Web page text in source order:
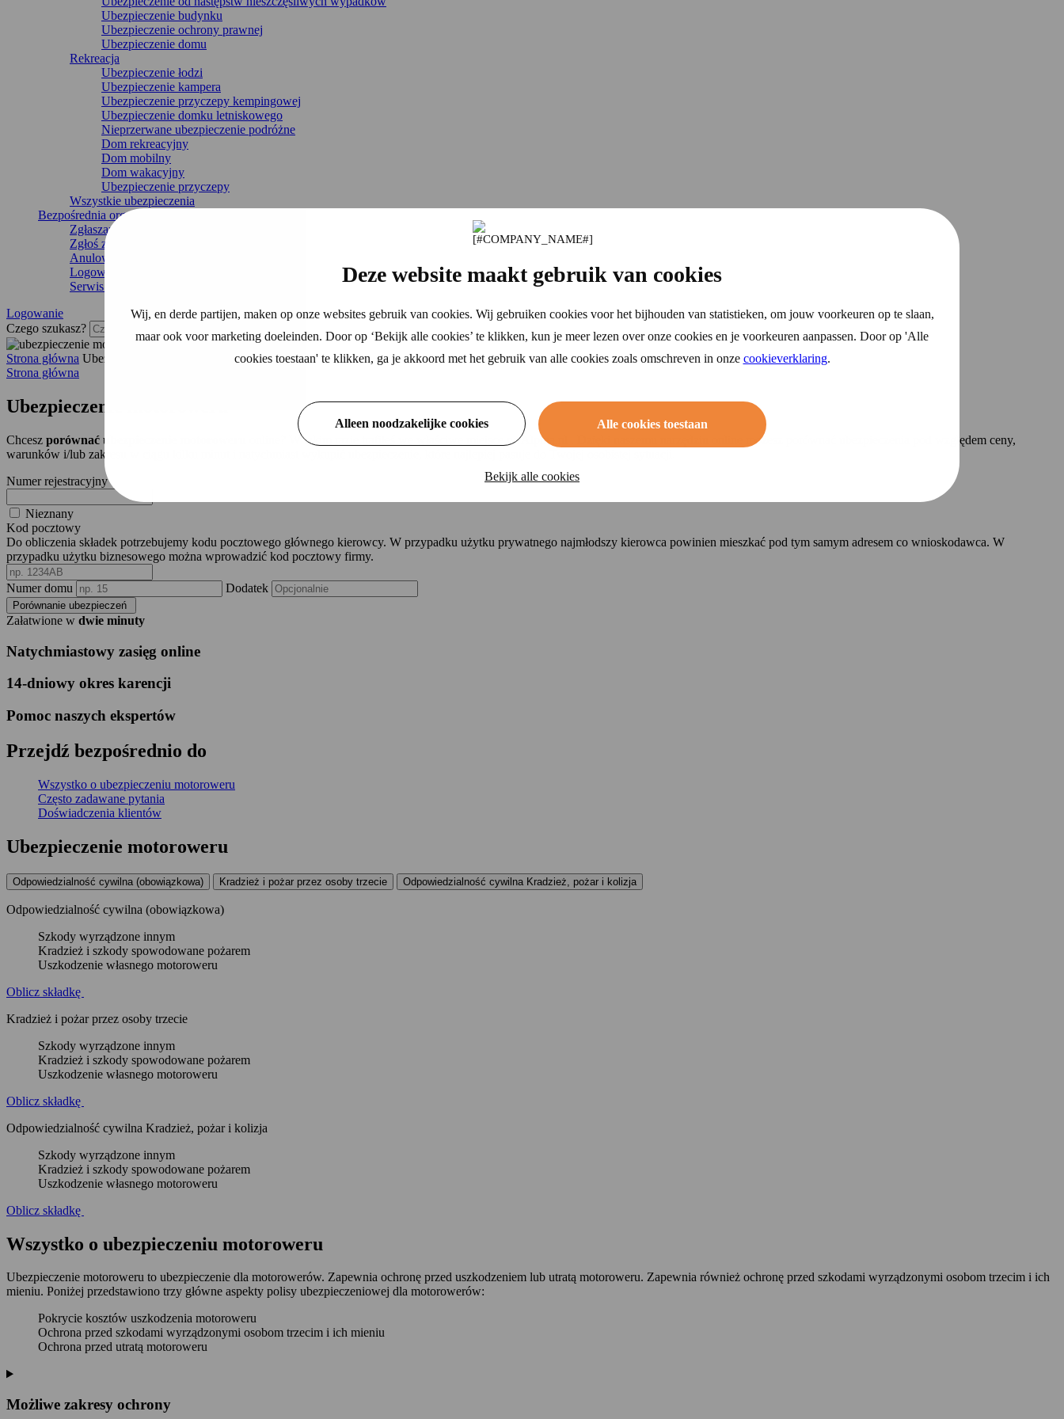
Deze website maakt gebruik van cookies
Wij, en derde partijen, maken op onze websites gebruik van cookies. Wij gebruiken cookies voor het bijhouden van statistieken, om jouw voorkeuren op te slaan,
maar ook voor marketing doeleinden. Door op ‘Bekijk alle cookies’ te klikken, kun je meer lezen over onze cookies en je voorkeuren aanpassen. Door op 'Alle
cookies toestaan' te klikken, ga je akkoord met het gebruik van alle cookies zoals omschreven in onze cookieverklaring.
Alleen noodzakelijke cookies Alle cookies toestaan
Bekijk alle cookies
Ubezpieczenie budynku
Ubezpieczenie ochrony prawnej
Ubezpieczenie domu
Rekreacja
Ubezpieczenie łodzi
Ubezpieczenie kampera
Ubezpieczenie przyczepy kempingowej
Ubezpieczenie domku letniskowego
Nieprzerwane ubezpieczenie podróżne
Dom rekreacyjny
Dom mobilny
Dom wakacyjny
Ubezpieczenie przyczepy
Wszystkie ubezpieczenia
Bezpośrednia organizacja
Zgłaszanie uszkodzeń
Zgłoś zmianę
Anulowanie ubezpieczenia
Logowanie
Serwis i kontakt
Logowanie
Czego szukasz?
Strona główna Ubezpieczenie motoroweru
Strona główna
Ubezpieczenie motoroweru
Chcesz porównać ubezpieczenie motoroweru
online? W takim razie trafiłeś we właściwe miejsce na Alpina.nl . Dzięki naszemu narzędziu online możesz porównać ubezpieczenia pod względem ceny,
warunków i/lub zakresu w ciągu kilku minut i natychmiast wykupić ubezpieczenie, które najlepiej pasuje do Twojej osobistej sytuacji.
Numer rejestracyjny
Nieznany
Kod pocztowy
Do obliczenia składek potrzebujemy kodu pocztowego głównego kierowcy. W przypadku użytku prywatnego najmłodszy kierowca powinien mieszkać pod tym samym adresem co wnioskodawca. W
przypadku użytku biznesowego można wprowadzić kod pocztowy firmy.
Numer domu Dodatek
Porównanie ubezpieczeń
Załatwione w dwie minuty
Natychmiastowy zasięg online
14-dniowy okres karencji
Pomoc naszych ekspertów
Przejdź bezpośrednio do
Wszystko o ubezpieczeniu motoroweru
Często zadawane pytania
Doświadczenia klientów
Ubezpieczenie motoroweru
Odpowiedzialność cywilna (obowiązkowa) Kradzież i pożar przez osoby trzecie Odpowiedzialność cywilna Kradzież, pożar i kolizja
Odpowiedzialność cywilna (obowiązkowa)
Szkody wyrządzone innym
Kradzież i szkody spowodowane pożarem
Uszkodzenie własnego motoroweru
Oblicz składkę
Kradzież i pożar przez osoby trzecie
Szkody wyrządzone innym
Kradzież i szkody spowodowane pożarem
Uszkodzenie własnego motoroweru
Oblicz składkę
Odpowiedzialność cywilna Kradzież, pożar i kolizja
Szkody wyrządzone innym
Kradzież i szkody spowodowane pożarem
Uszkodzenie własnego motoroweru
Oblicz składkę
Wszystko o ubezpieczeniu motoroweru
Ubezpieczenie motoroweru to ubezpieczenie dla motorowerów. Zapewnia ochronę przed uszkodzeniem lub utratą motoroweru. Zapewnia również ochronę przed szkodami wyrządzonymi osobom trzecim i ich
mieniu. Poniżej przedstawiono trzy główne aspekty polisy ubezpieczeniowej dla motorowerów:
Pokrycie kosztów uszkodzenia motoroweru
Ochrona przed szkodami wyrządzonymi osobom trzecim i ich mieniu
Ochrona przed utratą motoroweru
Możliwe zakresy ochrony